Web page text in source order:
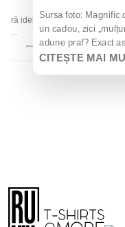
idei
Sursa foto:
un cadou, zici
adune praf? Exact
CITEȘTE MAI